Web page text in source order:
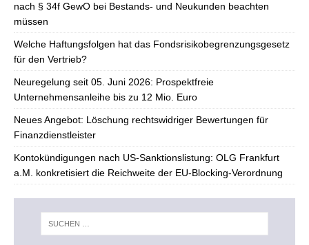
nach § 34f GewO bei Bestands- und Neukunden beachten
müssen
Welche Haftungsfolgen hat das Fondsrisikobegrenzungsgesetz
für den Vertrieb?
Neuregelung seit 05. Juni 2026: Prospektfreie
Unternehmensanleihe bis zu 12 Mio. Euro
Neues Angebot: Löschung rechtswidriger Bewertungen für
Finanzdienstleister
Kontokündigungen nach US-Sanktionslistung: OLG Frankfurt
a.M. konkretisiert die Reichweite der EU-Blocking-Verordnung